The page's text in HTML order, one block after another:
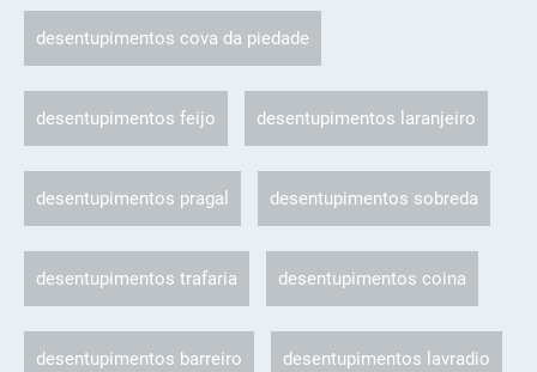
desentupimentos cova da piedade
desentupimentos feijo desentupimentos laranjeiro
desentupimentos pragal desentupimentos sobreda
desentupimentos trafaria desentupimentos coina
desentupimentos barreiro desentupimentos lavradio